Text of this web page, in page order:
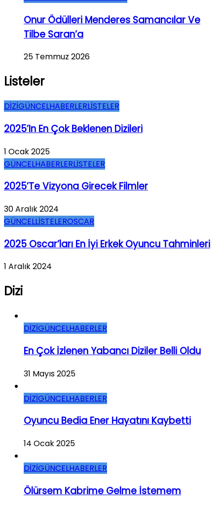
Onur Ödülleri Menderes Samancılar Ve
Tilbe Saran’a
25 Temmuz 2026
Listeler
DİZİGÜNCELHABERLERLİSTELER
2025’in En Çok Beklenen Dizileri
1 Ocak 2025
GÜNCELHABERLERLİSTELER
2025’te Vizyona Girecek Filmler
30 Aralık 2024
GÜNCELLİSTELEROSCAR
2025 Oscar’ları En İyi Erkek Oyuncu Tahminleri
1 Aralık 2024
Dizi
DİZİGÜNCELHABERLER
En Çok İzlenen Yabancı Diziler Belli Oldu
31 Mayıs 2025
DİZİGÜNCELHABERLER
Oyuncu Bedia Ener Hayatını Kaybetti
14 Ocak 2025
DİZİGÜNCELHABERLER
Ölürsem Kabrime Gelme İstemem